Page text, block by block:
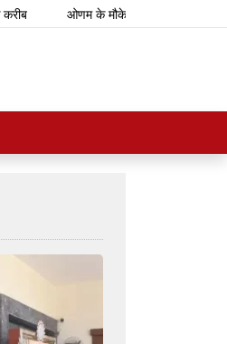
ओणम के मौके पर भारतीय रेलवे चलाएगा